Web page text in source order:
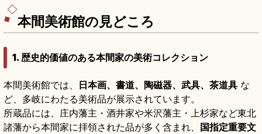
本間美術館の見どころ
1. 歴史的価値のある本間家の美術コレクション
本間美術館では、 日本画、書道、陶磁器、武具、茶道具 な
ど、多岐にわたる美術品が展示されています。
所蔵品には、庄内藩主・酒井家や米沢藩主・上杉家など東北
諸藩から本間家に拝領された品が多く含まれ、 国指定重要文